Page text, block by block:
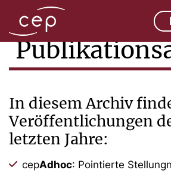
In diesem Archiv
Veröffentlichungen
letzten Jahre:
cepAdhoc: Pointierte